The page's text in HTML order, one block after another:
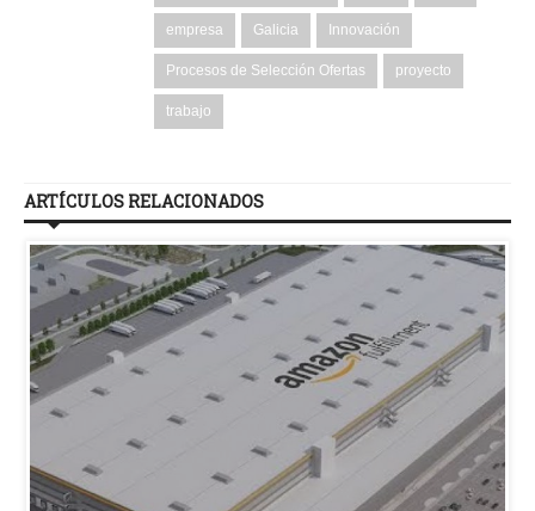
empresa Galicia Innovación
Procesos de Selección Ofertas proyecto
trabajo
ARTÍCULOS RELACIONADOS